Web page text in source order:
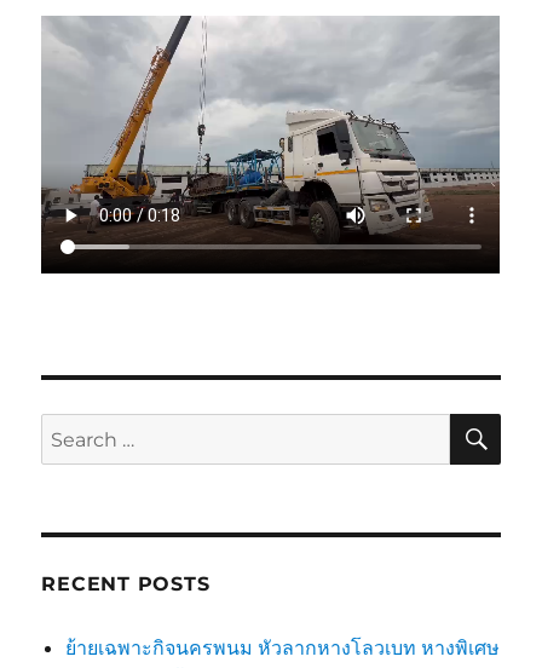
Search
for:
RECENT POSTS
ย้ายเฉพาะกิจนครพนม หัวลากหางโลวเบท หางพิเศษ